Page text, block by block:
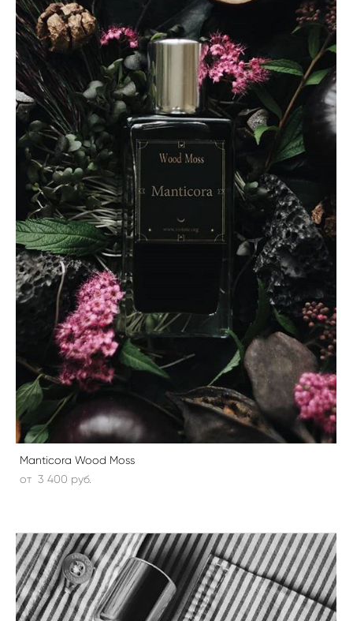
Manticora Wood Moss
от 3 400 pуб.